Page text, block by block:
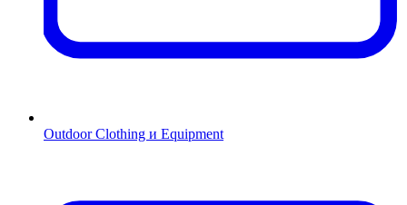
Outdoor Clothing и Equipment